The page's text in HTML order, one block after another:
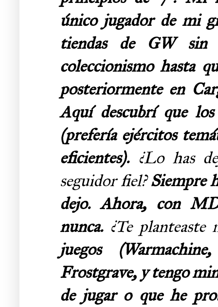
único jugador de mi
tiendas de GW
coleccionismo hasta
posteriormente en
Aquí descubrí que
(prefería ejércitos
eficientes). ¿Lo has
seguidor fiel?Siempre
dejo. Ahora, con
nunca. ¿Te
juegos
Frostgrave, y tengo
de jugar o que he